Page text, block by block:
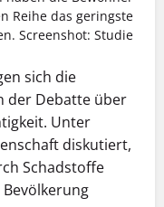
Reihe das geringste
Screenshot: Studie
sich die
der Debatte über
Unter
diskutiert,
Schadstoffe